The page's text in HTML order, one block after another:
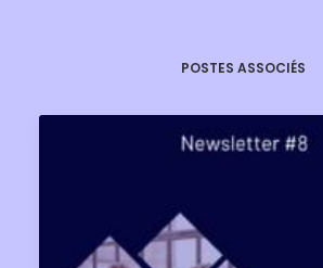
POSTES ASSOCIÉS